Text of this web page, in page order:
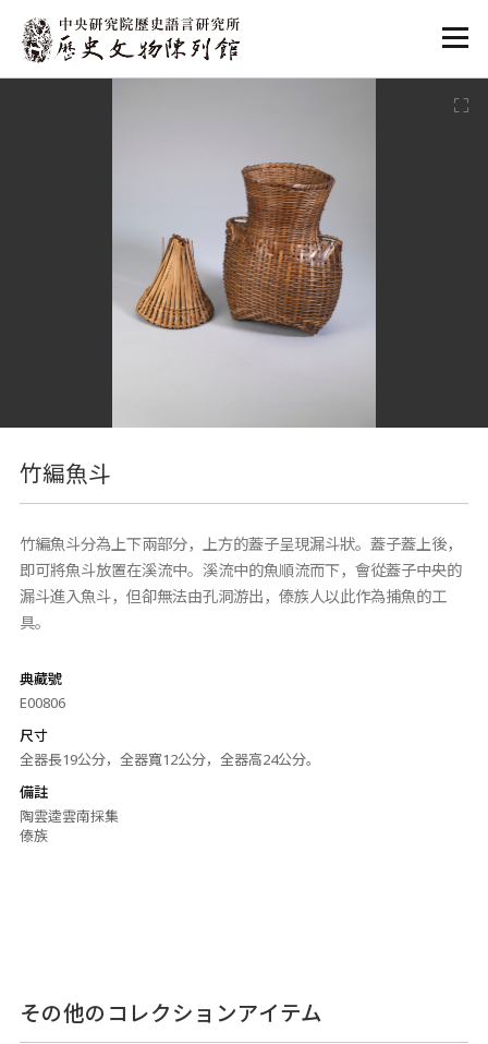
:::
竹編魚斗
竹編魚斗分為上下兩部分，上方的蓋子呈現漏斗狀。蓋子蓋上後，
即可將魚斗放置在溪流中。溪流中的魚順流而下，會從蓋子中央的
漏斗進入魚斗，但卻無法由孔洞游出，傣族人以此作為捕魚的工
具。
典藏號
E00806
尺寸
全器長19公分，全器寬12公分，全器高24公分。
備註
陶雲逵雲南採集
傣族
その他のコレクションアイテム